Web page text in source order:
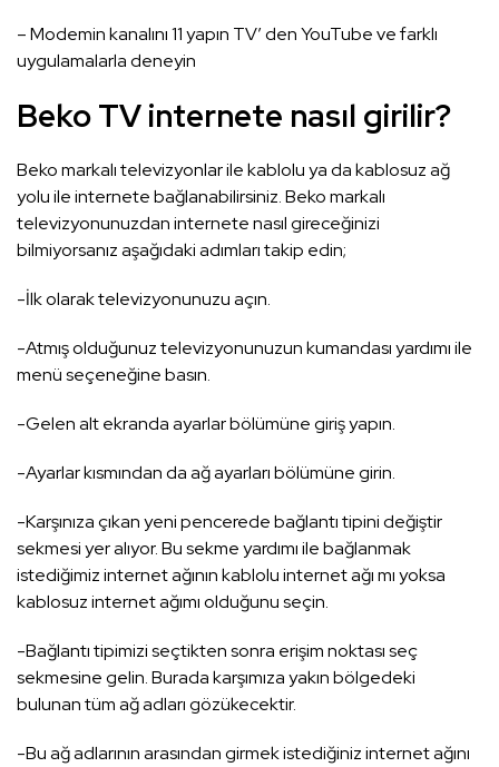
– Modemin kanalını 11 yapın TV’ den YouTube ve farklı
uygulamalarla deneyin
Beko TV internete nasıl girilir?
Beko markalı televizyonlar ile kablolu ya da kablosuz ağ
yolu ile internete bağlanabilirsiniz. Beko markalı
televizyonunuzdan internete nasıl gireceğinizi
bilmiyorsanız aşağıdaki adımları takip edin;
-İlk olarak televizyonunuzu açın.
-Atmış olduğunuz televizyonunuzun kumandası yardımı ile
menü seçeneğine basın.
-Gelen alt ekranda ayarlar bölümüne giriş yapın.
-Ayarlar kısmından da ağ ayarları bölümüne girin.
-Karşınıza çıkan yeni pencerede bağlantı tipini değiştir
sekmesi yer alıyor. Bu sekme yardımı ile bağlanmak
istediğimiz internet ağının kablolu internet ağı mı yoksa
kablosuz internet ağımı olduğunu seçin.
-Bağlantı tipimizi seçtikten sonra erişim noktası seç
sekmesine gelin. Burada karşımıza yakın bölgedeki
bulunan tüm ağ adları gözükecektir.
-Bu ağ adlarının arasından girmek istediğiniz internet ağını